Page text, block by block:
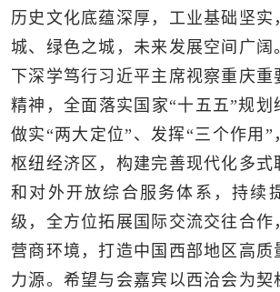
历史文化底蕴深厚，工业基础坚实
城、绿色之城，未来发展空间广阔
下深学笃行习近平主席视察重庆
精神，全面落实国家“十五五”规划
做实“两大定位”、发挥“三个作用
枢纽经济区，构建完善现代化多式
和对外开放综合服务体系，持续
级，全方位拓展国际交流交往合作
营商环境，打造中国西部地区高质
力源。希望与会嘉宾以西洽会为契